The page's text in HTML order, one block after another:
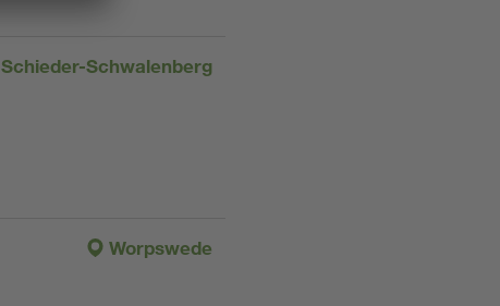
Schieder-Schwalenberg
Worpswede